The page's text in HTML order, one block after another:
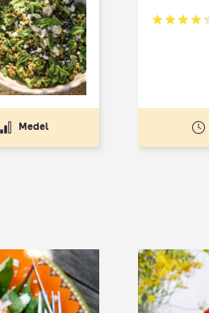
Medel
Betyg: